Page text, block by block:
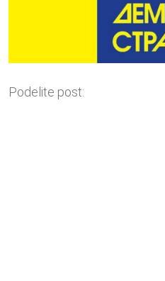
Podelite post: